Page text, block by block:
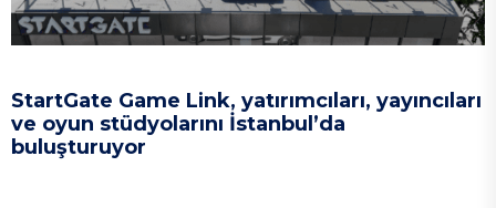
StartGate Game Link, yatırımcıları, yayıncıları
ve oyun stüdyolarını İstanbul’da
buluşturuyor